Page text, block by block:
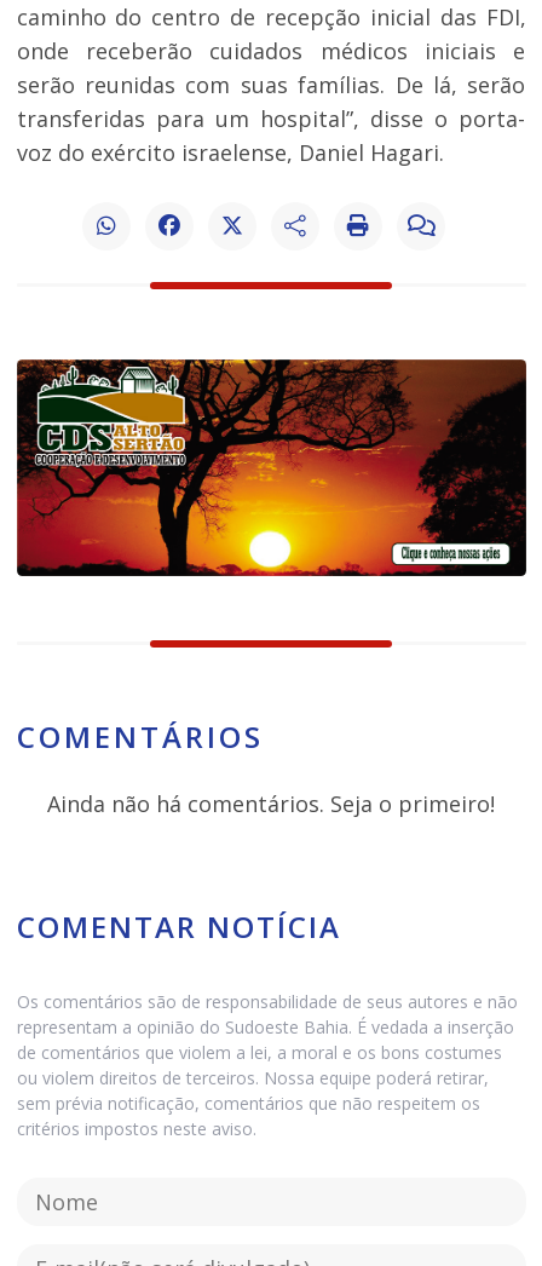
caminho do centro de recepção inicial das FDI,
onde receberão cuidados médicos iniciais e
serão reunidas com suas famílias. De lá, serão
transferidas para um hospital”, disse o porta-
voz do exército israelense, Daniel Hagari.
COMENTÁRIOS
Ainda não há comentários. Seja o primeiro!
COMENTAR NOTÍCIA
Os comentários são de responsabilidade de seus autores e não
representam a opinião do Sudoeste Bahia. É vedada a inserção
de comentários que violem a lei, a moral e os bons costumes
ou violem direitos de terceiros. Nossa equipe poderá retirar,
sem prévia notificação, comentários que não respeitem os
critérios impostos neste aviso.